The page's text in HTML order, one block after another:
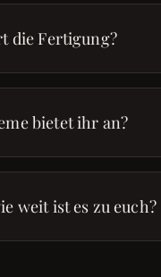
die Fertigung?
bietet ihr an?
weit ist es zu euch?